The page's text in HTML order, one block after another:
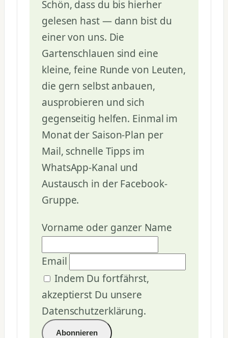
Schön, dass du bis hierher
gelesen hast — dann bist du
einer von uns. Die
Gartenschlauen sind eine
kleine, feine Runde von Leuten,
die gern selbst anbauen,
ausprobieren und sich
gegenseitig helfen. Einmal im
Monat der Saison-Plan per
Mail, schnelle Tipps im
WhatsApp-Kanal und
Austausch in der Facebook-
Gruppe.
Vorname oder ganzer Name
Email
Indem Du fortfährst,
akzeptierst Du unsere
Datenschutzerklärung.